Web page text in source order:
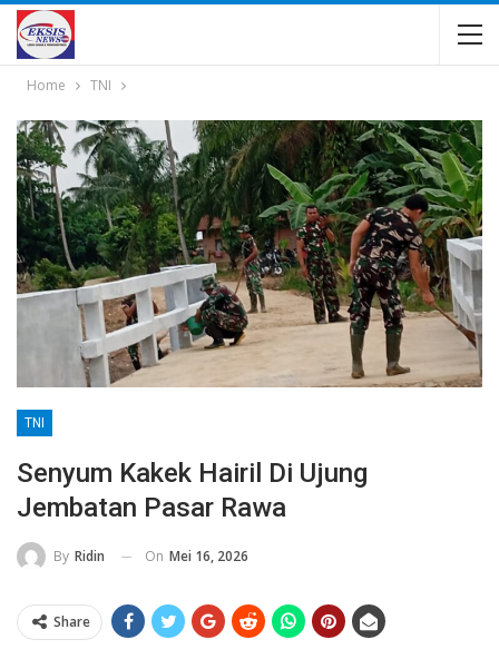
Home TNI
TNI
Senyum Kakek Hairil Di Ujung
Jembatan Pasar Rawa
By Ridin On Mei 16, 2026
Share